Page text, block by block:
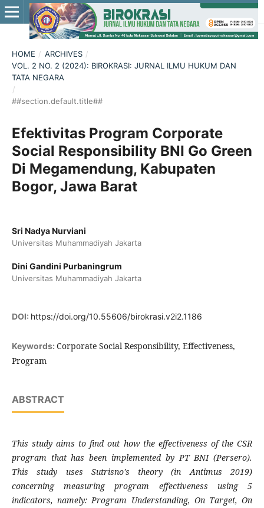
HOME / ARCHIVES /
VOL. 2 NO. 2 (2024): BIROKRASI: JURNAL ILMU HUKUM DAN
TATA NEGARA
/
##section.default.title##
Efektivitas Program Corporate
Social Responsibility BNI Go Green
Di Megamendung, Kabupaten
Bogor, Jawa Barat
Sri Nadya Nurviani
Universitas Muhammadiyah Jakarta
Dini Gandini Purbaningrum
Universitas Muhammadiyah Jakarta
DOI: https://doi.org/10.55606/birokrasi.v2i2.1186
Keywords: Corporate Social Responsibility, Effectiveness,
Program
ABSTRACT
This study aims to find out how the effectiveness of the CSR
program that has been implemented by PT BNI (Persero).
This study uses Sutrisno's theory (in Antimus 2019)
concerning measuring program effectiveness using 5
indicators, namely: Program Understanding, On Target, On